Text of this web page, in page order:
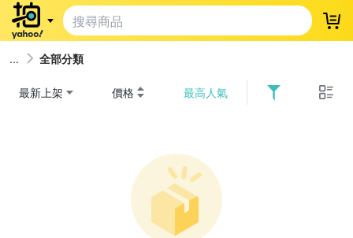
登
全部分類
最新上架 價格 最高人氣